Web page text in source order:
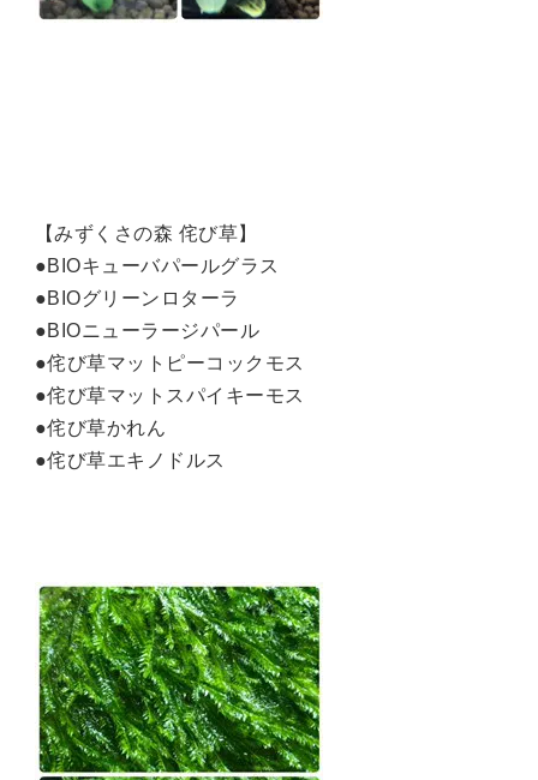
【みずくさの森 侘び草】
●BIOキューバパールグラス
●BIOグリーンロターラ
●BIOニューラージパール
●侘び草マットピーコックモス
●侘び草マットスパイキーモス
●侘び草かれん
●侘び草エキノドルス